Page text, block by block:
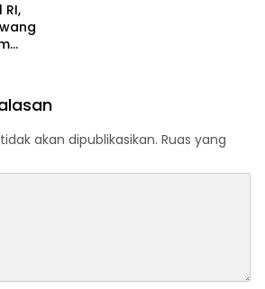
RI,
akan dipublikasikan. Ruas yang